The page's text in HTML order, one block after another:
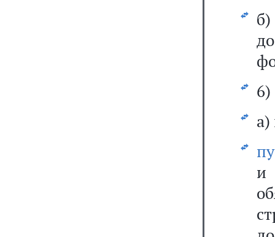
и